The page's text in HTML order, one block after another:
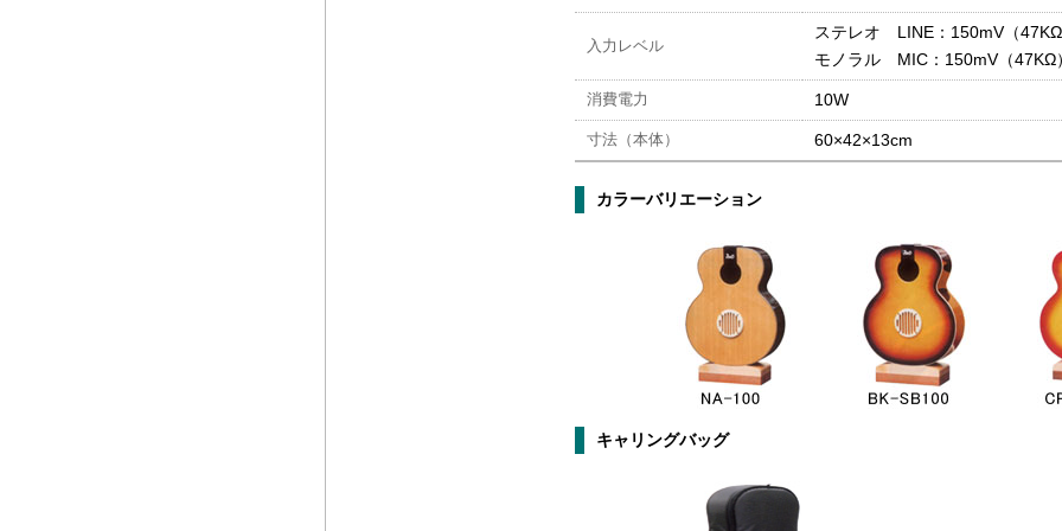
入力レベル
ステレオ LINE：150mV（
モノラル MIC：150mV（47KΩ
消費電力 10W
寸法（本体） 60×42×13cm
カラーバリエーション
キャリングバッグ